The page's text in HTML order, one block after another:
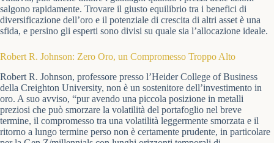
salgono rapidamente. Trovare il giusto equilibrio tra i benefici di
diversificazione dell’oro e il potenziale di crescita di altri asset è una
sfida, e persino gli esperti sono divisi su quale sia l’allocazione ideale.
Robert R. Johnson: Zero Oro, un Compromesso Troppo Alto
Robert R. Johnson, professore presso l’Heider College of Business
della Creighton University, non è un sostenitore dell’investimento in
oro. A suo avviso, “pur avendo una piccola posizione in metalli
preziosi che può smorzare la volatilità del portafoglio nel breve
termine, il compromesso tra una volatilità leggermente smorzata e il
ritorno a lungo termine perso non è certamente prudente, in particolare